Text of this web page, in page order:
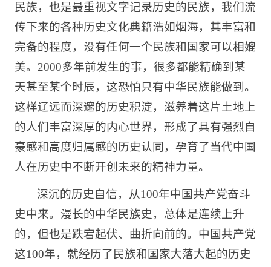
民族，也是最重视文字记录历史的民族，我们流
传下来的各种历史文化典籍浩如烟海，其丰富和
完备的程度，没有任何一个民族和国家可以相媲
美。2000多年前发生的事，很多都能精确到某
天甚至某个时辰，这恐怕只有中华民族能做到。
这样辽远而深邃的历史积淀，滋养着这片土地上
的人们丰富深厚的内心世界，形成了具有强烈自
豪感和高度归属感的历史认同，孕育了当代中国
人在历史中不断开创未来的精神力量。
深沉的历史自信，从100年中国共产党奋斗
史中来。漫长的中华民族史，总体是连续上升
的，但也是跌宕起伏、曲折向前的。中国共产党
这100年，就经历了民族和国家大落大起的历史